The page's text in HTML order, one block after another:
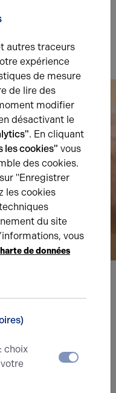
serre
lire,
autres traceurs
expérience
de mesure
de lire des
modifier
désactivant le
. En cliquant
les cookies" vous
des cookies.
"Enregistrer
les cookies
du site
vous
de données
choix